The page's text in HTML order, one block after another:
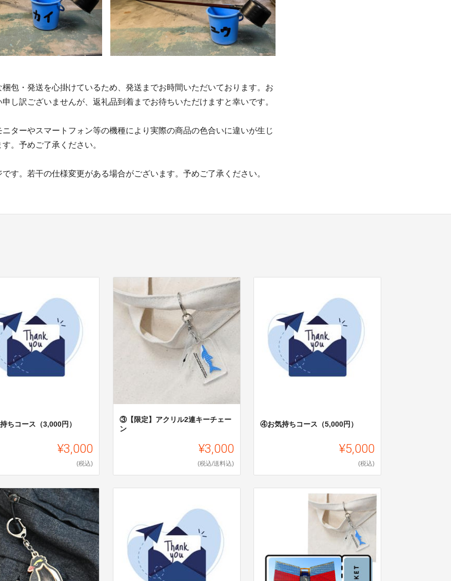
包・発送を心掛けているため、発送までお時間いただいております。お
し訳ございませんが、返礼品到着までお待ちいただけますと幸いです。
ターやスマートフォン等の機種により実際の商品の色合いに違いが生じ
。予めご了承ください。
す。若干の仕様変更がある場合がございます。予めご了承ください。
ちコース（3,000円）
¥3,000
(税込)
③【限定】アクリル2連キーチェー
ン
¥3,000
(税込/送料込)
④お気持ちコース（5,000円）
¥5,000
(税込)